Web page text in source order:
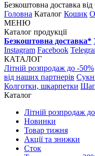
Безкоштовна доставка
Головна Каталог Кошик
МЕНЮ
Каталог продукції
Безкоштовна доставка*
Instagram Facebook
КАТАЛОГ
Літній розпродаж до -50%
від наших партнерів
Колготки, шкарпетки
Каталог
Літній розпродаж
Новинки
Товар тижня
Акції та знижки
Сток